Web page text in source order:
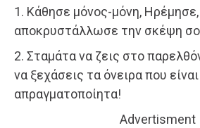
1. Κάθησε μόνος-μόνη, Ηρέμησε,
αποκρυστάλλωσε την σκέψη
2. Σταμάτα να ζεις στο
να ξεχάσεις τα όνειρα που είναι
απραγματοποίητα!
Advertisment